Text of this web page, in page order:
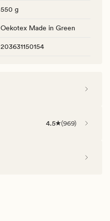
550 g
Oekotex Made in Green
203631150154
4.5 (969)